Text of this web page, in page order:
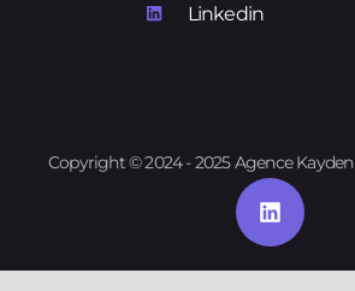
Linkedin
Copyright © 2024 - 2025 Agence Kayden